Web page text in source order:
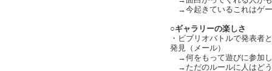
→今起きているこれはゲ
○ギャラリーの楽しさ
・ビブリオバトルで発表者
発見（メール）
→何をもって遊びに参加
→ただのルールに人はど